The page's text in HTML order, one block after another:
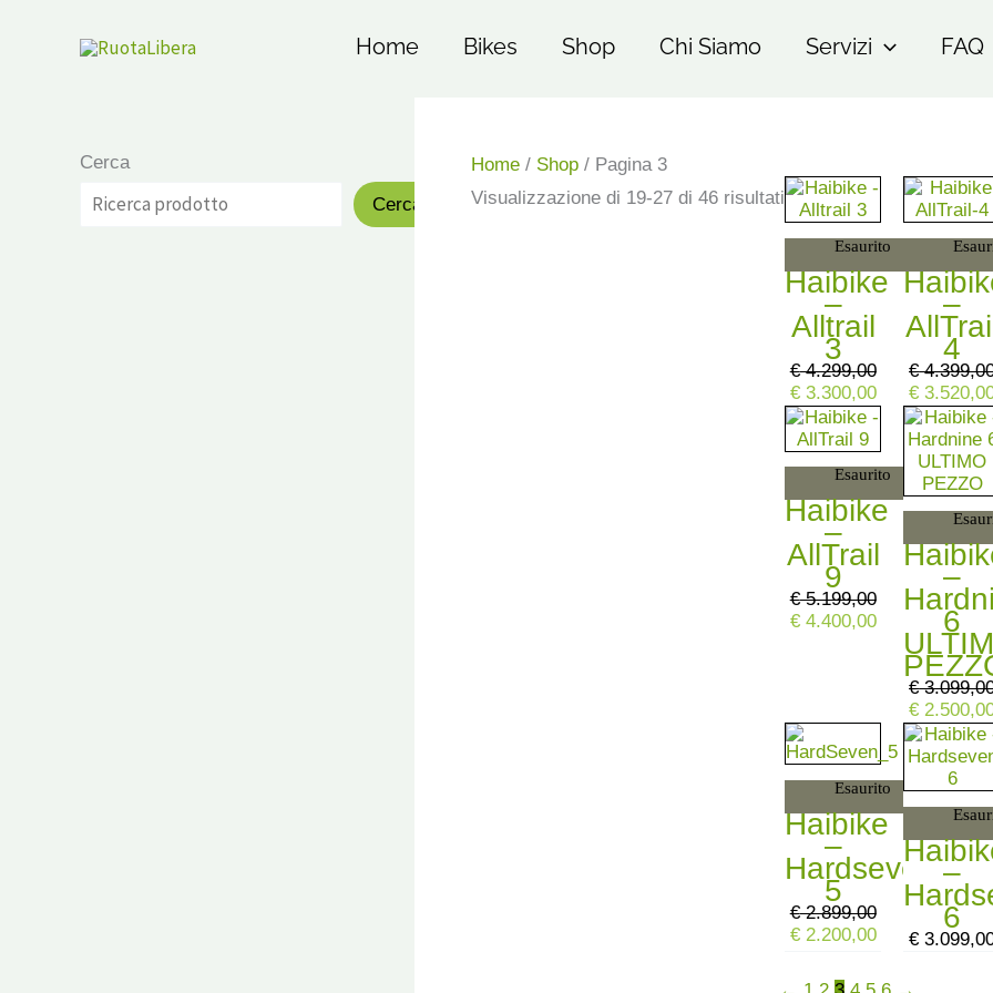
Home Bikes Shop Chi Siamo Servizi FAQ
Cerca
Cerca
Home / Shop / Pagina 3
Visualizzazione di 19-27 di 46 risultati
Esaurito
Haibike
–
Alltrail
3
€4.299,00
Il
prezzo
originale
€ 4.299,00.
€3.300,00
Il
prezzo
attuale
è:
€ 3.300,00.
–
4
€
Il
prezzo
originale
€
€
Esaurito
Haibike
–
AllTrail
9
€5.199,00
Il
prezzo
originale
€ 5.199,00.
€4.400,00
Il
prezzo
attuale
è:
€ 4.400,00.
–
6
€
Il
prezzo
originale
era:
€
€
Esaurito
Haibike
–
Hardseven
5
€2.899,00
Il
prezzo
originale
€ 2.899,00.
€2.200,00
prezzo
attuale
è:
€ 2.200,00.
–
6
€